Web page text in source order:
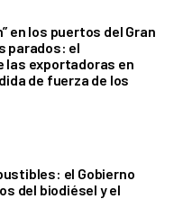
en los puertos del Gran
parados: el
las exportadoras en
de fuerza de los
el Gobierno
del biodiésel y el